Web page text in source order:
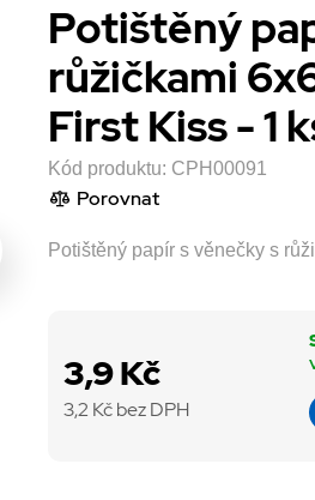
Potištěný
růžičkami
First Kiss - 1
Kód produktu: CPH00091
Porovnat
Potištěný papír s věnečky s
3,9 Kč
3,2 Kč bez DPH